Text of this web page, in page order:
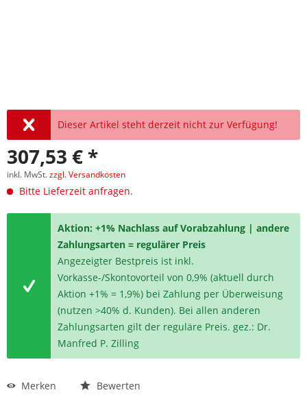
Dieser Artikel steht derzeit nicht zur Verfügung!
307,53 € *
inkl. MwSt.zzgl. Versandkosten
Bitte Lieferzeit anfragen.
Aktion: +1% Nachlass auf Vorabzahlung | andere
Zahlungsarten = regulärer Preis
Angezeigter Bestpreis ist inkl.
Vorkasse-/Skontovorteil von 0,9% (aktuell durch
Aktion +1% = 1,9%) bei Zahlung per Überweisung
(nutzen >40% d. Kunden). Bei allen anderen
Zahlungsarten gilt der reguläre Preis. gez.: Dr.
Manfred P. Zilling
Merken Bewerten